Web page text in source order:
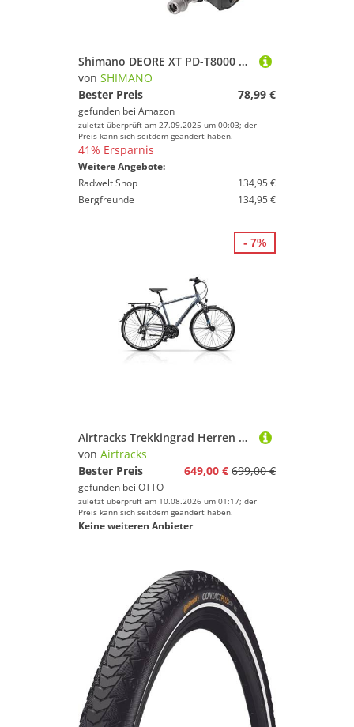
Shimano DEORE XT PD-T8000 Pedal Trekking, Schwarz, One size
von SHIMANO
Bester Preis
78,99 €
gefunden bei Amazon
zuletzt überprüft am 27.09.2025 um 00:03; der
Preis kann sich seitdem geändert haben.
41% Ersparnis
Weitere Angebote:
Radwelt Shop
134,95 €
Bergfreunde
134,95 €
Airtracks Trekkingrad Herren Trekking Fahrrad 28 Zoll AREAL, 21 Gang Shimano, Kettenschaltung, (Shimano RD- TY500 SGS), Blau - Rahmenhöhen 48cm, 52cm, 56cm und 60cm - Mod. 2026
von Airtracks
Bester Preis
649,00 € 699,00 €
gefunden bei OTTO
zuletzt überprüft am 10.08.2026 um 01:17; der
Preis kann sich seitdem geändert haben.
Keine weiteren Anbieter
- 7%